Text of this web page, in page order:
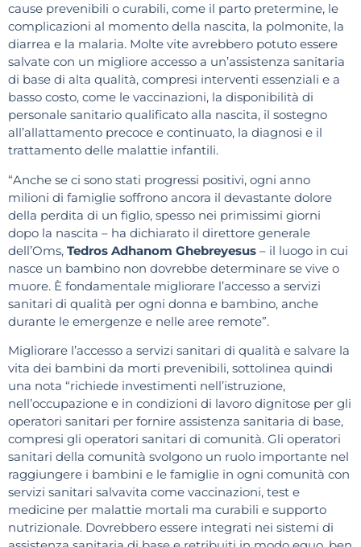
cause prevenibili o curabili, come il parto pretermine, le
complicazioni al momento della nascita, la polmonite, la
diarrea e la malaria. Molte vite avrebbero potuto essere
salvate con un migliore accesso a un’assistenza sanitaria
di base di alta qualità, compresi interventi essenziali e a
basso costo, come le vaccinazioni, la disponibilità di
personale sanitario qualificato alla nascita, il sostegno
all’allattamento precoce e continuato, la diagnosi e il
trattamento delle malattie infantili.
“Anche se ci sono stati progressi positivi, ogni anno
milioni di famiglie soffrono ancora il devastante dolore
della perdita di un figlio, spesso nei primissimi giorni
dopo la nascita – ha dichiarato il direttore generale
dell’Oms, Tedros Adhanom Ghebreyesus – il luogo in cui
nasce un bambino non dovrebbe determinare se vive o
muore. È fondamentale migliorare l’accesso a servizi
sanitari di qualità per ogni donna e bambino, anche
durante le emergenze e nelle aree remote”.
Migliorare l’accesso a servizi sanitari di qualità e salvare la
vita dei bambini da morti prevenibili, sottolinea quindi
una nota “richiede investimenti nell’istruzione,
nell’occupazione e in condizioni di lavoro dignitose per gli
operatori sanitari per fornire assistenza sanitaria di base,
compresi gli operatori sanitari di comunità. Gli operatori
sanitari della comunità svolgono un ruolo importante nel
raggiungere i bambini e le famiglie in ogni comunità con
servizi sanitari salvavita come vaccinazioni, test e
medicine per malattie mortali ma curabili e supporto
nutrizionale. Dovrebbero essere integrati nei sistemi di